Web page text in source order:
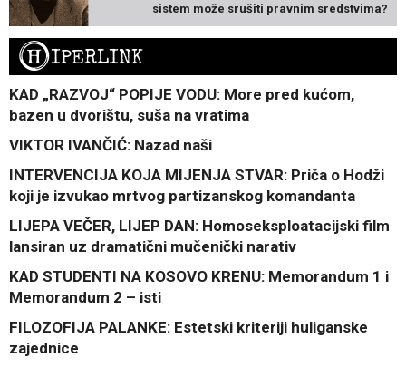
sistem može srušiti pravnim sredstvima?
HIPERLINK
KAD „RAZVOJ“ POPIJE VODU: More pred kućom,
bazen u dvorištu, suša na vratima
VIKTOR IVANČIĆ: Nazad naši
INTERVENCIJA KOJA MIJENJA STVAR: Priča o Hodži
koji je izvukao mrtvog partizanskog komandanta
LIJEPA VEČER, LIJEP DAN: Homoseksploatacijski film
lansiran uz dramatični mučenički narativ
KAD STUDENTI NA KOSOVO KRENU: Memorandum 1 i
Memorandum 2 – isti
FILOZOFIJA PALANKE: Estetski kriteriji huliganske
zajednice